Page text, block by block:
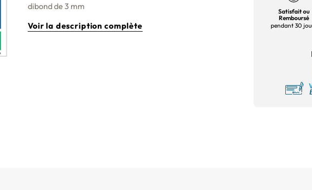
dibond de 3 mm
Voir la description complète
Satisfait ou
Remboursé
pendant 30